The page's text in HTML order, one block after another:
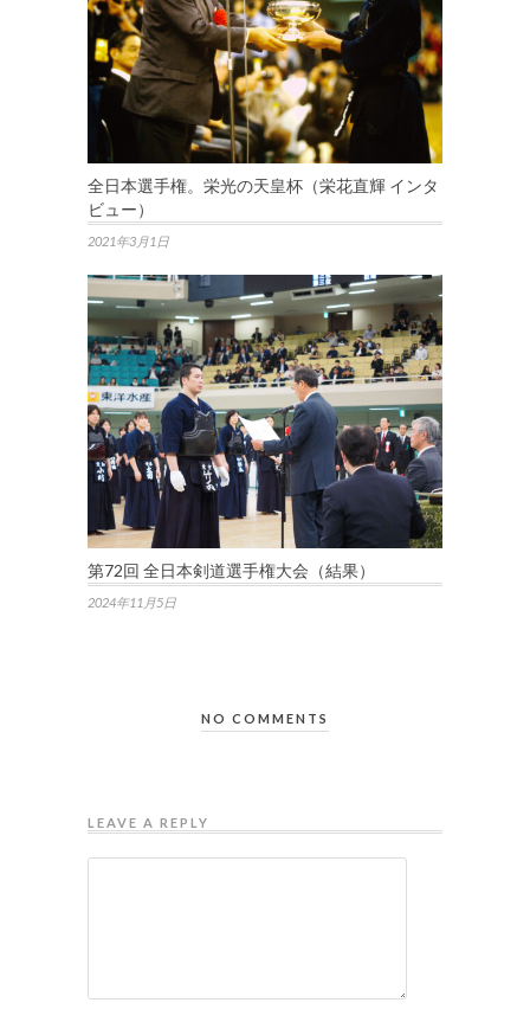
全日本選手権。栄光の天皇杯（栄花直輝 インタ
ビュー）
2021年3月1日
第72回 全日本剣道選手権大会（結果）
2024年11月5日
NO COMMENTS
LEAVE A REPLY